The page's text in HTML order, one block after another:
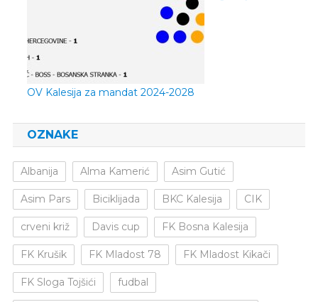
OV Kalesija za mandat 2024-2028
OZNAKE
Albanija Alma Kamerić Asim Gutić
Asim Pars Biciklijada BKC Kalesija CIK
crveni križ Davis cup FK Bosna Kalesija
FK Krušik FK Mladost 78 FK Mladost Kikači
FK Sloga Tojšići fudbal